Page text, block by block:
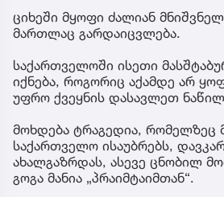
ციხეში მყოფი ძალიან
მართლაც გარდაიცვლება.
საქართველოში ისეთი
იქნება, როგორიც აქამდე არ
უფრო ქვეყნის დასავლეთ
მოხდება ტრაგედია, რომელზეც
საქართველო ისაუბრებს,
ახალგაზრდას, ასევე ცნობილ
გოგა მანია „პრაიმტაიმთან“.